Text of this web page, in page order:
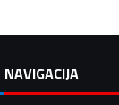
NAVIGACIJA